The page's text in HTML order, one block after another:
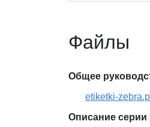
Файлы
Общее
etiketki-
Описание серии